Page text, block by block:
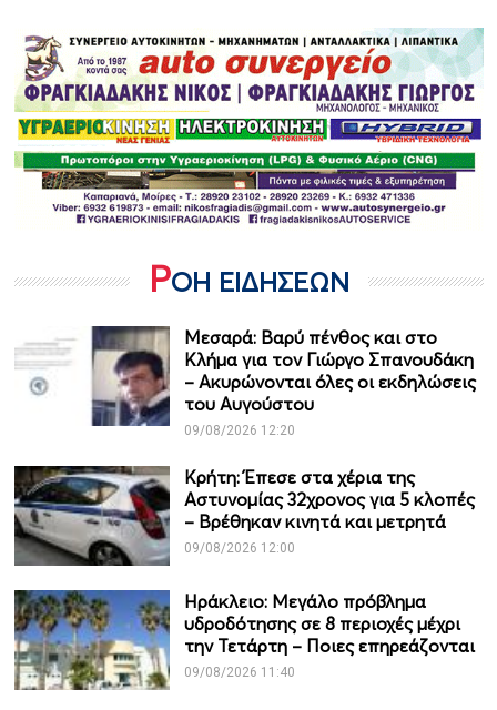
ΡΟΗ ΕΙΔΗΣΕΩΝ
Μεσαρά: Βαρύ πένθος και στο
Κλήμα για τον Γιώργο Σπανουδάκη
– Ακυρώνονται όλες οι εκδηλώσεις
του Αυγούστου
09/08/2026 12:20
Κρήτη: Έπεσε στα χέρια της
Αστυνομίας 32χρονος για 5 κλοπές
– Βρέθηκαν κινητά και μετρητά
09/08/2026 12:00
Ηράκλειο: Μεγάλο πρόβλημα
υδροδότησης σε 8 περιοχές μέχρι
την Τετάρτη – Ποιες επηρεάζονται
09/08/2026 11:40